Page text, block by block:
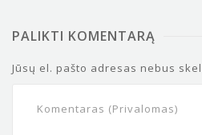
PALIKTI KOMENTARĄ
Jūsų el. pašto adresas nebus